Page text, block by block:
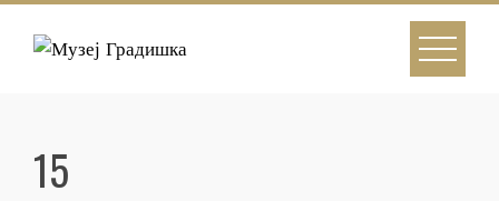
Skip
15